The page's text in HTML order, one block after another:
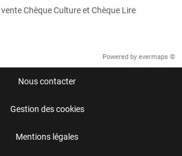
Chèque Culture et Chèque Lire
Powered by evermaps ©
Nous contacter
Gestion des cookies
Mentions légales